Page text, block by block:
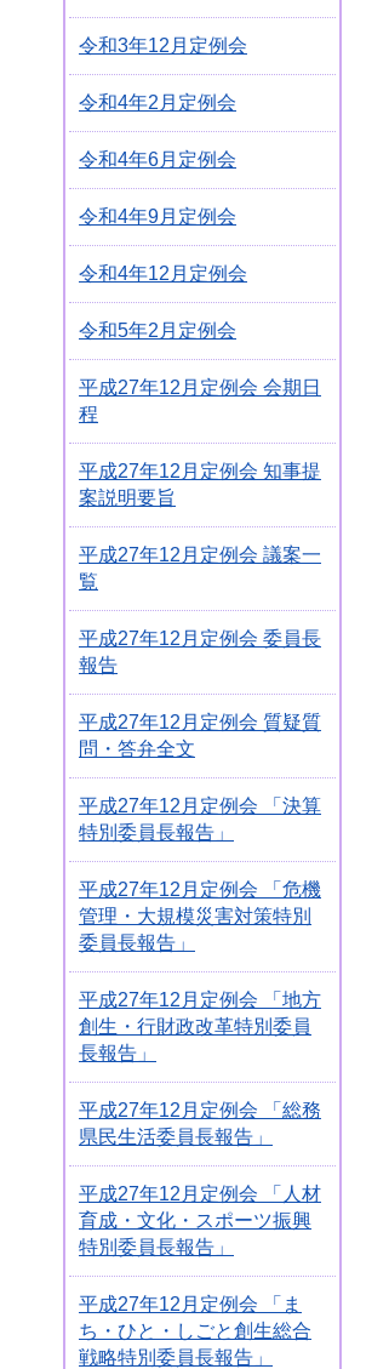
令和3年12月定例会
令和4年2月定例会
令和4年6月定例会
令和4年9月定例会
令和4年12月定例会
令和5年2月定例会
平成27年12月定例会 会期日
程
平成27年12月定例会 知事提
案説明要旨
平成27年12月定例会 議案一
覧
平成27年12月定例会 委員長
報告
平成27年12月定例会 質疑質
問・答弁全文
平成27年12月定例会 「決算
特別委員長報告」
平成27年12月定例会 「危機
管理・大規模災害対策特別
委員長報告」
平成27年12月定例会 「地方
創生・行財政改革特別委員
長報告」
平成27年12月定例会 「総務
県民生活委員長報告」
平成27年12月定例会 「人材
育成・文化・スポーツ振興
特別委員長報告」
平成27年12月定例会 「ま
ち・ひと・しごと創生総合
戦略特別委員長報告」